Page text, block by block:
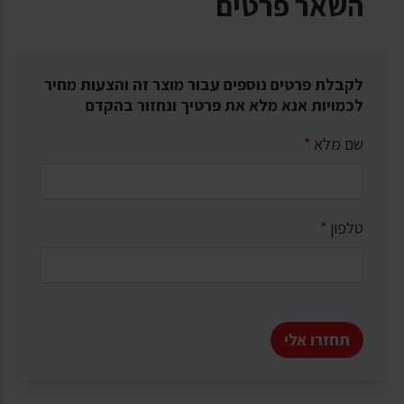
לקבלת פרטים נוספים עבור מוצר זה והצעות מחיר
לכמויות אנא מלא את פרטיך ונחזור בהקדם
שם מלא *
טלפון *
תחזרו אלי